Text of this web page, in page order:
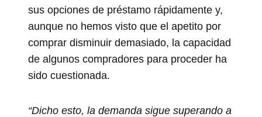
sus opciones de préstamo rápidamente y,
aunque no hemos visto que el apetito por
comprar disminuir demasiado, la capacidad
de algunos compradores para proceder ha
sido cuestionada.
“Dicho esto, la demanda sigue superando a